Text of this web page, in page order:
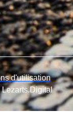
Lezarts.Digital
d'utilisation